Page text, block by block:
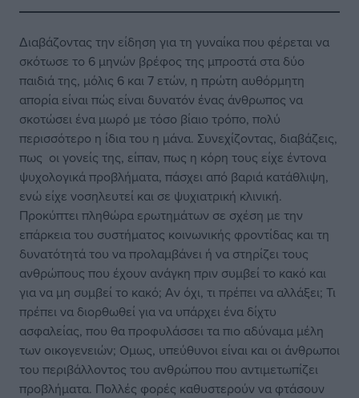
Διαβάζοντας την είδηση για τη γυναίκα που φέρεται να
σκότωσε το 6 μηνών βρέφος της μπροστά στα δύο
παιδιά της, μόλις 6 και 7 ετών, η πρώτη αυθόρμητη
απορία είναι πώς είναι δυνατόν ένας άνθρωπος να
σκοτώσει ένα μωρό με τόσο βίαιο τρόπο, πολύ
περισσότερο η ίδια του η μάνα. Συνεχίζοντας, διαβάζεις,
πως οι γονείς της, είπαν, πως η κόρη τους είχε έντονα
ψυχολογικά προβλήματα, πάσχει από βαριά κατάθλιψη,
ενώ είχε νοσηλευτεί και σε ψυχιατρική κλινική.
Προκύπτει πληθώρα ερωτημάτων σε σχέση με την
επάρκεια του συστήματος κοινωνικής φροντίδας και τη
δυνατότητά του να προλαμβάνει ή να στηρίζει τους
ανθρώπους που έχουν ανάγκη πριν συμβεί το κακό και
για να μη συμβεί το κακό; Αν όχι, τι πρέπει να αλλάξει; Τι
πρέπει να διορθωθεί για να υπάρχει ένα δίχτυ
ασφαλείας, που θα προφυλάσσει τα πιο αδύναμα μέλη
των οικογενειών; Ομως, υπεύθυνοι είναι και οι άνθρωποι
του περιβάλλοντος του ανθρώπου που αντιμετωπίζει
προβλήματα. Πολλές φορές καθυστερούν να φτάσουν